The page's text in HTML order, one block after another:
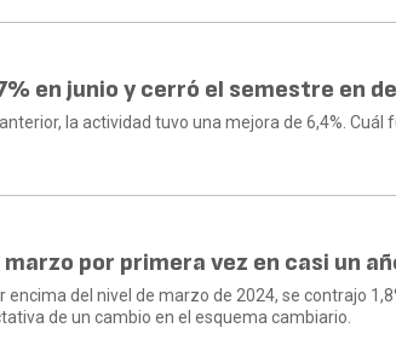
en junio y cerró el semestre en
anterior, la actividad tuvo una mejora de 6,4%.
por primera vez en casi un
encima del nivel de marzo de 2024, se contrajo
de un cambio en el esquema cambiario.